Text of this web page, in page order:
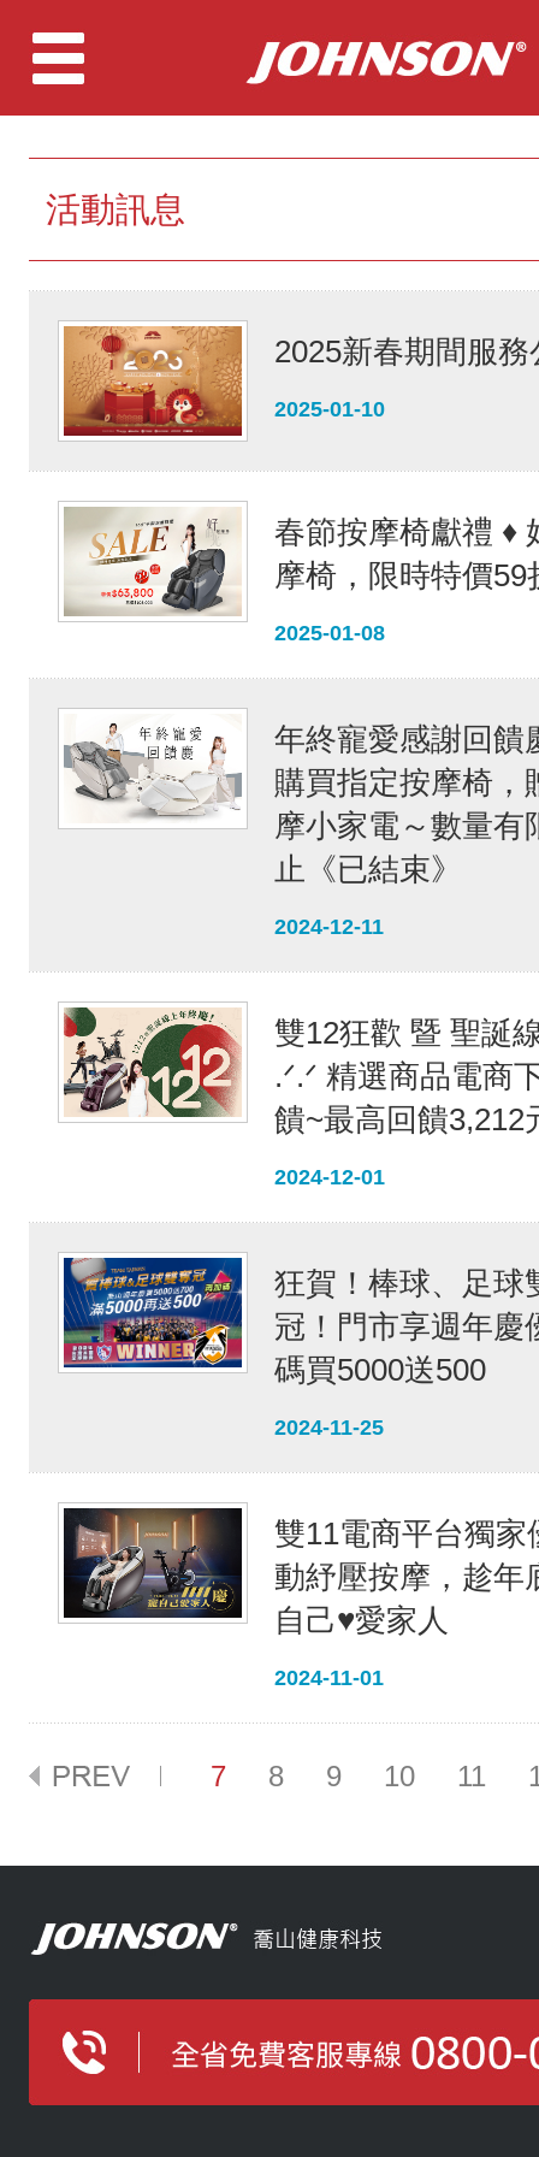
活動訊息
2025新春期間服務
2025-01-10
春節按摩椅獻禮 ♦︎
摩椅，限時特價
2025-01-08
年終寵愛感謝回饋
購買指定按摩椅，
摩小家電～數量有
止《已結束》
2024-12-11
雙12狂歡 暨 聖誕
.ᐟ.ᐟ 精選商品電商
饋~最高回饋3,212
2024-12-01
狂賀！棒球、足球
冠！門市享週年慶
碼買5000送500
2024-11-25
雙11電商平台獨家
動紓壓按摩，趁年
自己♥愛家人
2024-11-01
7 8 9 10 11